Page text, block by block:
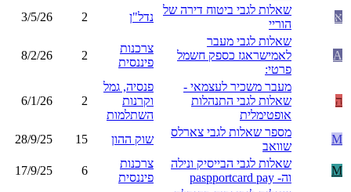
א
שאלות לגבי ביטוח דירה של
הוריי
נדל"ן 2
3/5/26
A
שאלות לגבי מעבר
לאמישראגז כספק חשמל
פרטי:
צרכנות
פיננסית
2
8/2/26
ה
מעבר משכיר לעצמאי -
שאלות לגבי התנהלות
אופטימלית
פנסיה, גמל
וקרנות
השתלמות
2
6/1/26
M
מספר שאלות לגבי צארלס
שוואב
שוק ההון 15
28/9/25
M
שאלות לגבי הבייסיק ונילה
וה- paspportcard pay
צרכנות
פיננסית
6
17/9/25